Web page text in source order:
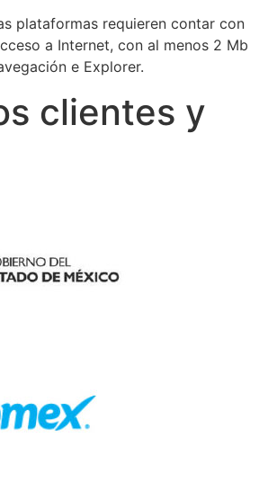
plataformas requieren contar con
a Internet, con al menos 2 Mb
e Explorer.
clientes y